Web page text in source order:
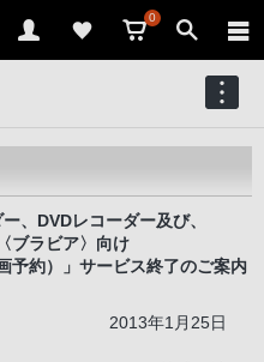
0
、DVDレコーダー及び、
ブラビア〉向け
予約）」サービス終了のご案内
2013年1月25日